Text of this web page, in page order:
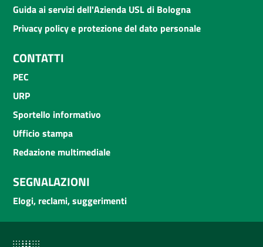
Guida ai servizi dell'Azienda USL di Bologna
Privacy policy e protezione del dato personale
CONTATTI
PEC
URP
Sportello informativo
Ufficio stampa
Redazione multimediale
SEGNALAZIONI
Elogi, reclami, suggerimenti